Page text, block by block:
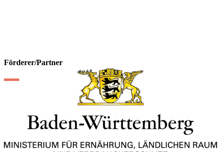
Förderer/Partner